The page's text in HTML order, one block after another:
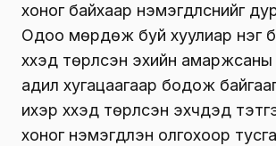
хоногбайхаар нэмэгдүүлснийг
Одоо мөрдөж буй хуулиар нэг
хүүхэд төрүүлсэн эхийн
адил хугацаагаар бодож
ихэр хүүхэд төрүүлсэн эхчүүдэд
хоног нэмэгдүүлэн олгохоор